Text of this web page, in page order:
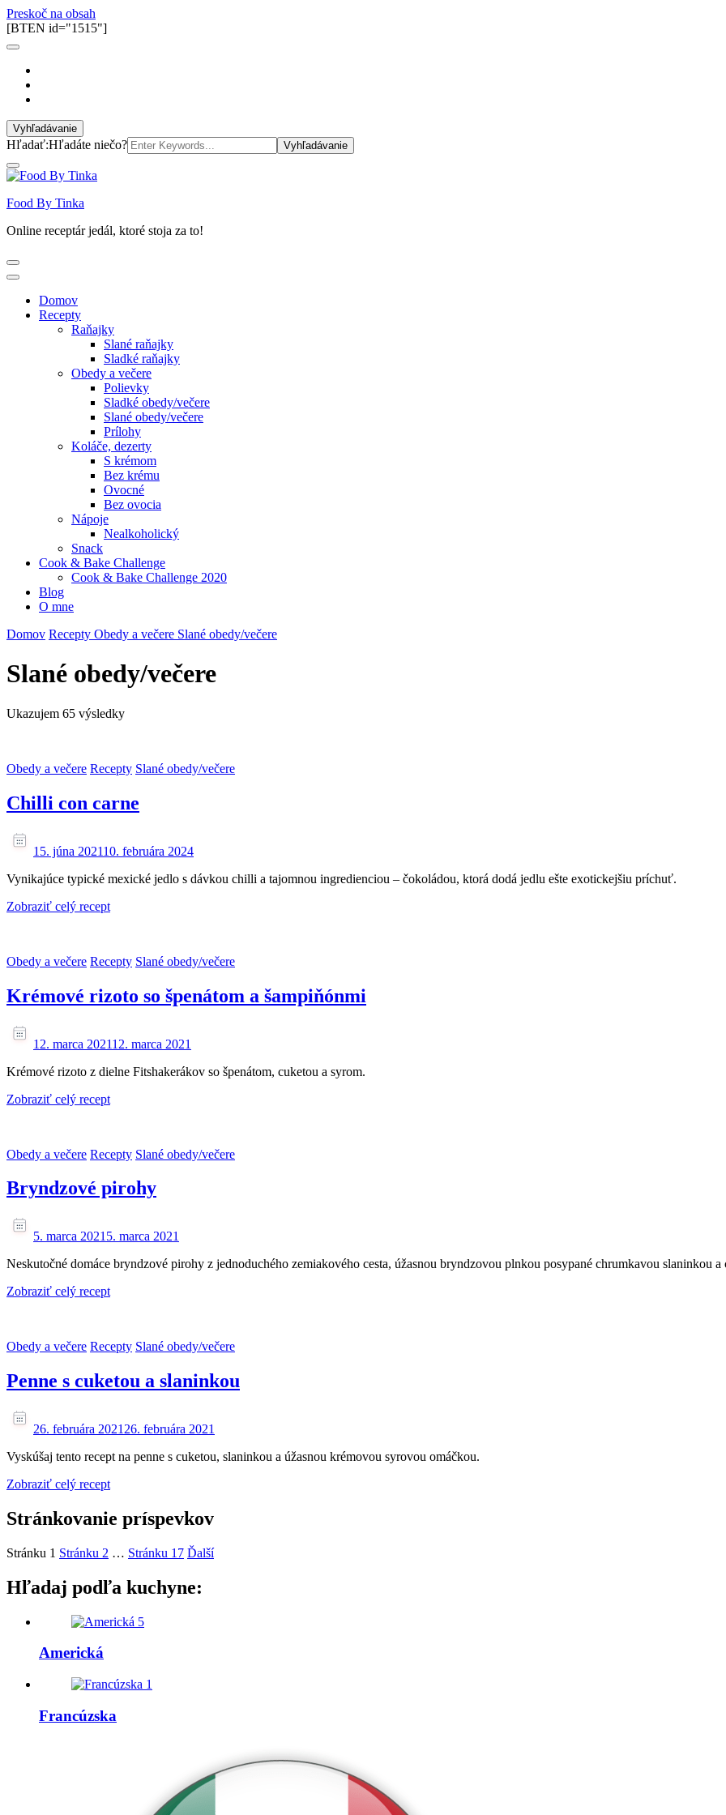
Preskoč na obsah
[BTEN id="1515"]
Vyhľadávanie
Hľadať:Hľadáte niečo?
Food By Tinka
Online receptár jedál, ktoré stoja za to!
Domov
Recepty
Raňajky
Slané raňajky
Sladké raňajky
Obedy a večere
Polievky
Sladké obedy/večere
Slané obedy/večere
Prílohy
Koláče, dezerty
S krémom
Bez krému
Ovocné
Bez ovocia
Nápoje
Nealkoholický
Snack
Cook & Bake Challenge
Cook & Bake Challenge 2020
Blog
O mne
Domov Recepty Obedy a večere Slané obedy/večere
Slané obedy/večere
Ukazujem 65 výsledky
Obedy a večere Recepty Slané obedy/večere
Chilli con carne
15. júna 202110. februára 2024
Vynikajúce typické mexické jedlo s dávkou chilli a tajomnou ingredienciou – čokoládou, ktorá dodá jedlu ešte exotickejšiu príchuť.
Zobraziť celý recept
Obedy a večere Recepty Slané obedy/večere
Krémové rizoto so špenátom a šampiňónmi
12. marca 202112. marca 2021
Krémové rizoto z dielne Fitshakerákov so špenátom, cuketou a syrom.
Zobraziť celý recept
Obedy a večere Recepty Slané obedy/večere
Bryndzové pirohy
5. marca 2021 5. marca 2021
Neskutočné domáce bryndzové pirohy z jednoduchého zemiakového cesta, úžasnou bryndzovou plnkou posypané chrumkavou slaninkou
Zobraziť celý recept
Obedy a večere Recepty Slané obedy/večere
Penne s cuketou a slaninkou
26. februára 2021 26. februára 2021
Vyskúšaj tento recept na penne s cuketou, slaninkou a úžasnou krémovou syrovou omáčkou.
Zobraziť celý recept
Stránkovanie príspevkov
Stránku 1 Stránku 2 … Stránku 17 Ďalší
Hľadaj podľa kuchyne:
5
Americká
1
Francúzska